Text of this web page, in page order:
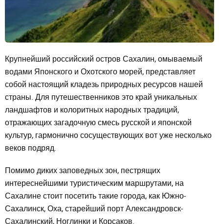
Крупнейший российский остров Сахалин, омываемый
водами Японского и Охотского морей, представляет
собой настоящий кладезь природных ресурсов нашей
страны. Для путешественников это край уникальных
ландшафтов и колоритных народных традиций,
отражающих загадочную смесь русской и японской
культур, гармонично сосуществующих вот уже несколько
веков подряд.
Помимо диких заповедных зон, пестрящих
интереснейшими туристическим маршрутами, на
Сахалине стоит посетить такие города, как Южно-
Сахалинск, Оха, старейший порт Александровск-
Сахалинский, Ноглинки и Корсаков.